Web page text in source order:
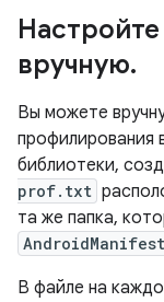
вручную.
Вы можете
профилирования
библиотеки,
prof.txt
та же папка,
В файле на